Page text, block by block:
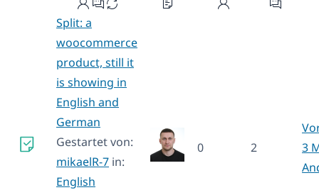
Split: a
woocommerce
product, still it
is showing in
English and
German
Gestartet von:
mikaelR-7 in:
English
0 2
3